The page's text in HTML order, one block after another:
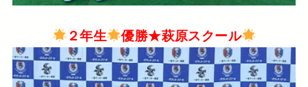
２年生 優勝★萩原スクール